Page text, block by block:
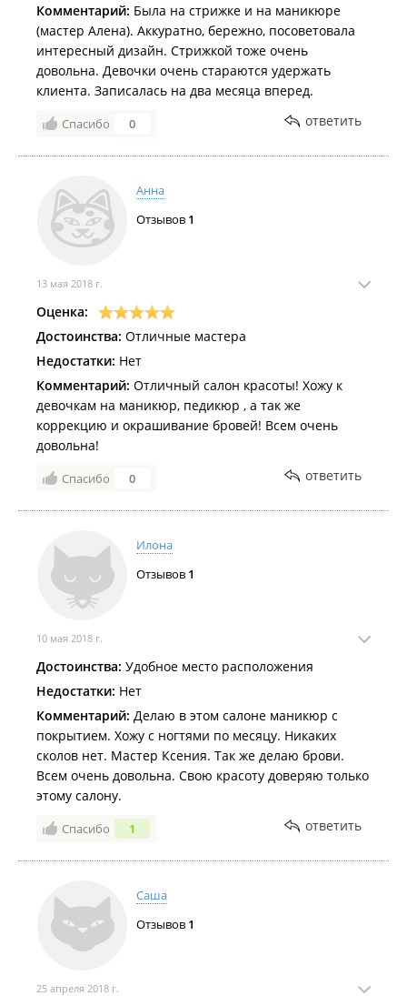
Комментарий: Была на стрижке и на маникюре
(мастер Алена). Аккуратно, бережно, посоветовала
интересный дизайн. Стрижкой тоже очень
довольна. Девочки очень стараются удержать
клиента. Записалась на два месяца вперед.
Спасибо 0 ответить
Анна
Отзывов 1
13 мая 2018 г.
Оценка:
Достоинства: Отличные мастера
Недостатки: Нет
Комментарий: Отличный салон красоты! Хожу к
девочкам на маникюр, педикюр , а так же
коррекцию и окрашивание бровей! Всем очень
довольна!
Спасибо 0 ответить
Илона
Отзывов 1
10 мая 2018 г.
Достоинства: Удобное место расположения
Недостатки: Нет
Комментарий: Делаю в этом салоне маникюр с
покрытием. Хожу с ногтями по месяцу. Никаких
сколов нет. Мастер Ксения. Так же делаю брови.
Всем очень довольна. Свою красоту доверяю только
этому салону.
Спасибо 1 ответить
Саша
Отзывов 1
25 апреля 2018 г.